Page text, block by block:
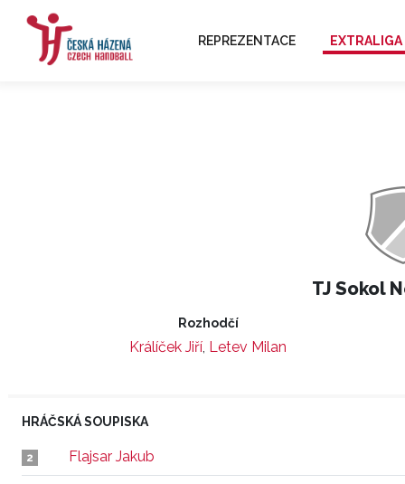
REPREZENTACE EXTRALIGA
TJ Sokol
Rozhodčí
Králíček Jiří, Letev Milan
HRÁČSKÁ SOUPISKA
2 Flajsar Jakub